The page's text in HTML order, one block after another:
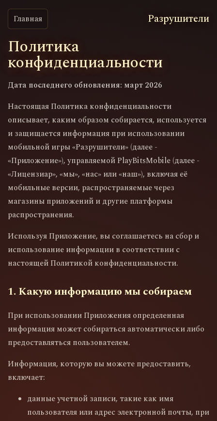
Главная Разрушители
Политика
конфиденциальности
Дата последнего обновления: март 2026
Настоящая Политика конфиденциальности
описывает, каким образом собирается, используется
и защищается информация при использовании
мобильной игры «Разрушители» (далее -
«Приложение»), управляемой PlayBitsMobile (далее -
«Лицензиар», «мы», «нас» или «наш»), включая её
мобильные версии, распространяемые через
магазины приложений и другие платформы
распространения.
Используя Приложение, вы соглашаетесь на сбор и
использование информации в соответствии с
настоящей Политикой конфиденциальности.
1. Какую информацию мы собираем
При использовании Приложения определенная
информация может собираться автоматически либо
предоставляться пользователем.
Информация, которую вы можете предоставить,
включает:
данные учетной записи, такие как имя
пользователя или адрес электронной почты, при